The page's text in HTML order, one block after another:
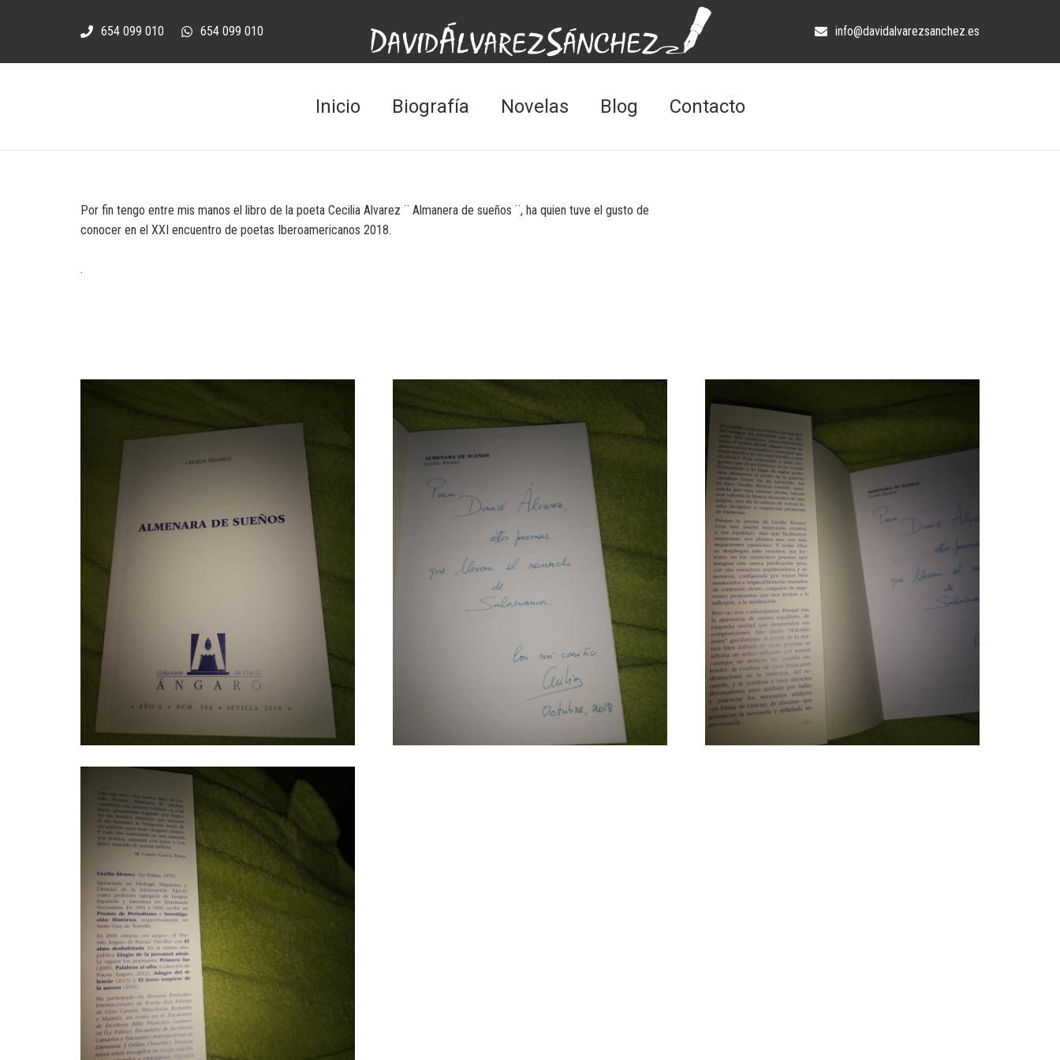
654 099 010 654 099 010 info@davidalvarezsanchez.es
Inicio Biografía Novelas Blog Contacto
Por fin tengo entre mis manos el libro de la poeta Cecilia Alvarez ¨ Almanera de sueños ¨, ha quien tuve el gusto de
conocer en el XXI encuentro de poetas Iberoamericanos 2018.
.